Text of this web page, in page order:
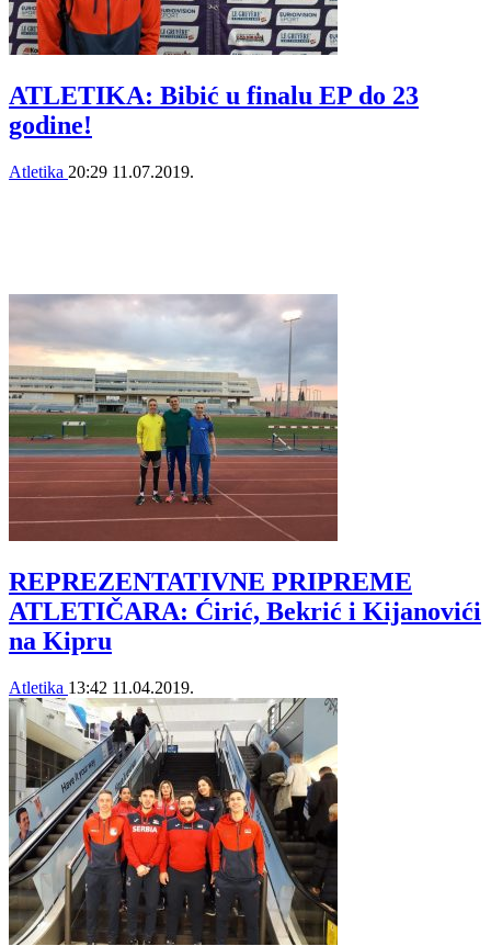
ATLETIKA: Bibić u finalu EP do 23
godine!
Atletika 20:29 11.07.2019.
REPREZENTATIVNE PRIPREME
ATLETIČARA: Ćirić, Bekrić i Kijanovići
na Kipru
Atletika 13:42 11.04.2019.